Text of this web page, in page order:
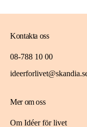
Mer om oss
Om Idéer för livet
Kontakta oss
08-788 10 00